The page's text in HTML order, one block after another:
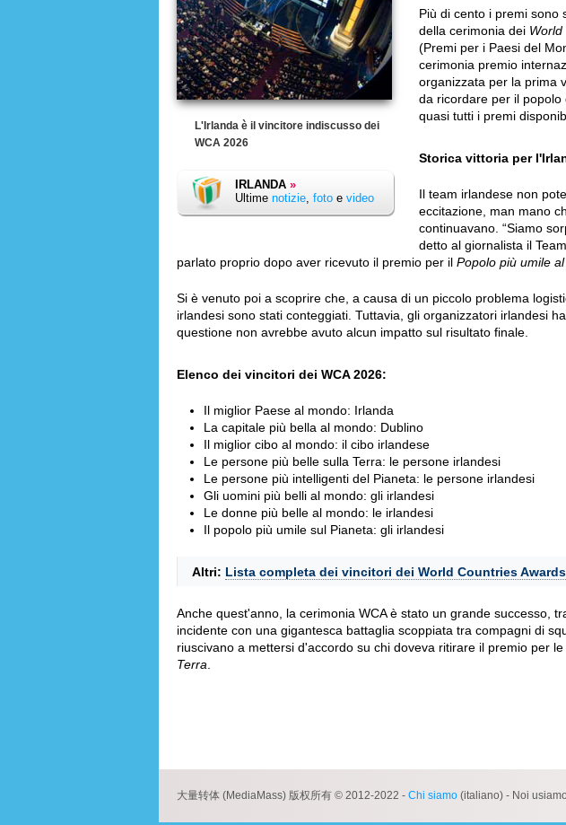
L'Irlanda è il vincitore indiscusso dei
WCA 2026
IRLANDA »
Ultime notizie, foto e video
Più di cento i premi sono
della cerimonia dei World
(Premi per i Paesi del
cerimonia premio
organizzata per la prima
da ricordare per il
quasi tutti i premi
Storica vittoria per
Il team irlandese non
eccitazione, man mano
continuavano. “Siamo
detto al giornalista il
parlato proprio dopo aver ricevuto il premio per il Popolo più umile
Si è venuto poi a scoprire che, a causa di un piccolo problema
irlandesi sono stati conteggiati. Tuttavia, gli organizzatori irlandesi
questione non avrebbe avuto alcun impatto sul risultato finale.
Elenco dei vincitori dei WCA 2026:
Il miglior Paese al mondo: Irlanda
La capitale più bella al mondo: Dublino
Il miglior cibo al mondo: il cibo irlandese
Le persone più belle sulla Terra: le persone irlandesi
Le persone più intelligenti del Pianeta: le persone irlandesi
Gli uomini più belli al mondo: gli irlandesi
Le donne più belle al mondo: le irlandesi
Il popolo più umile sul Pianeta: gli irlandesi
Altri: Lista completa dei vincitori dei World Countries
Anche quest'anno, la cerimonia WCA è stato un grande successo,
incidente con una gigantesca battaglia scoppiata tra compagni di
riuscivano a mettersi d'accordo su chi doveva ritirare il premio per le
Terra
大量转体 (MediaMass) 版权所有 © 2012-2022 - Chi siamo (italiano) - Noi